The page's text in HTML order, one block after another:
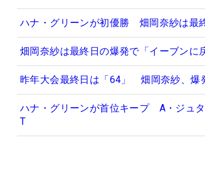
ハナ・グリーンが初優勝 畑岡奈紗は最
畑岡奈紗は最終日の爆発で「イーブンに
昨年大会最終日は「64」 畑岡奈紗、爆
ハナ・グリーンが首位キープ A・ジュ
T